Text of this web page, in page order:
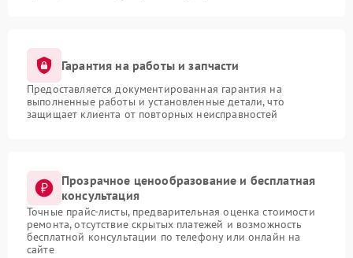
Гарантия на работы и запчасти
Предоставляется документированная гарантия на
выполненные работы и установленные детали, что
защищает клиента от повторных неисправностей
Прозрачное ценообразование и бесплатная
консультация
Точные прайс-листы, предварительная оценка стоимости
ремонта, отсутствие скрытых платежей и возможность
бесплатной консультации по телефону или онлайн на
сайте